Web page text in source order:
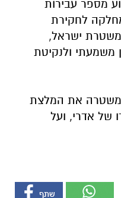
מספר עבירות
לחקירת
ישראל,
משמעתי ולנקיטת
את המלצת
של אדרי, ועל